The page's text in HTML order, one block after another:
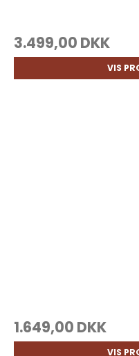
3.499,00 DKK
VIS
1.649,00 DKK
VIS